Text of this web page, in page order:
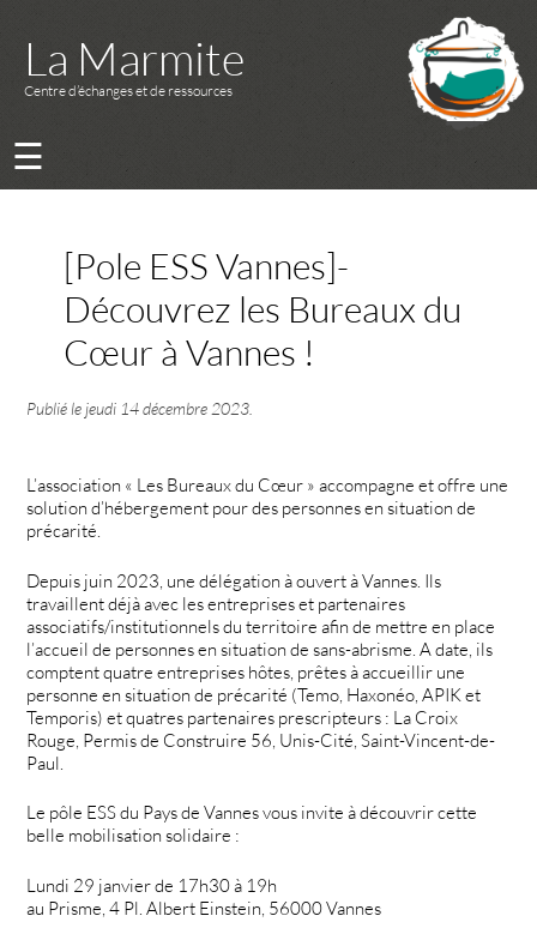
La Marmite
Centre d’échanges et de ressources
☰
[Pole ESS Vannes]-
Découvrez les Bureaux du
Cœur à Vannes !
Publié le jeudi 14 décembre 2023
L’association « Les Bureaux du Cœur » accompagne et offre une
solution d’hébergement pour des personnes en situation de
précarité.
Depuis juin 2023, une délégation à ouvert à Vannes. Ils
travaillent déjà avec les entreprises et partenaires
associatifs/institutionnels du territoire afin de mettre en place
l’accueil de personnes en situation de sans-abrisme. A date, ils
comptent quatre entreprises hôtes, prêtes à accueillir une
personne en situation de précarité (Temo, Haxonéo, APIK et
Temporis) et quatres partenaires prescripteurs : La Croix
Rouge, Permis de Construire 56, Unis-Cité, Saint-Vincent-de-
Paul.
Le pôle ESS du Pays de Vannes vous invite à découvrir cette
belle mobilisation solidaire :
Lundi 29 janvier de 17h30 à 19h
au Prisme, 4 Pl. Albert Einstein, 56000 Vannes